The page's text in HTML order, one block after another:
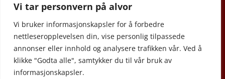
Vi tar personvern på alvor
Vi bruker informasjonskapsler for å forbedre
nettleseropplevelsen din, vise personlig tilpassede
annonser eller innhold og analysere trafikken vår. Ved å
klikke "Godta alle", samtykker du til vår bruk av
informasjonskapsler.
innført i august 2023.
© 2013-2026 JB Forlag.
og kan ikke gjengis uten
tillatelse.